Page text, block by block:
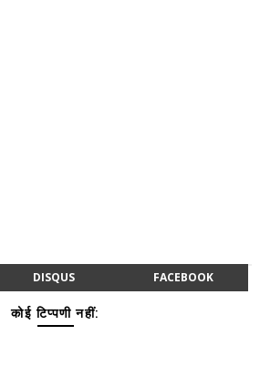
DISQUS FACEBOOK
कोई टिप्पणी नहीं: